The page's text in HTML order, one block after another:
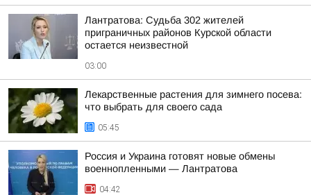
Лантратова: Судьба 302 жителей
приграничных районов Курской области
остается неизвестной
03:00
Лекарственные растения для зимнего посева:
что выбрать для своего сада
05:45
Россия и Украина готовят новые обмены
военнопленными — Лантратова
04:42